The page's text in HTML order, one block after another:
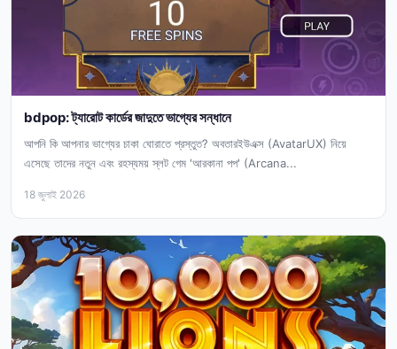
bdpop: ট্যারোট কার্ডের জাদুতে ভাগ্যের সন্ধানে
আপনি কি আপনার ভাগ্যের চাকা ঘোরাতে প্রস্তুত? অবতারইউএক্স (AvatarUX) নিয়ে
এসেছে তাদের নতুন এবং রহস্যময় স্লট গেম 'আরকানা পপ' (Arcana...
18 জুলাই 2026